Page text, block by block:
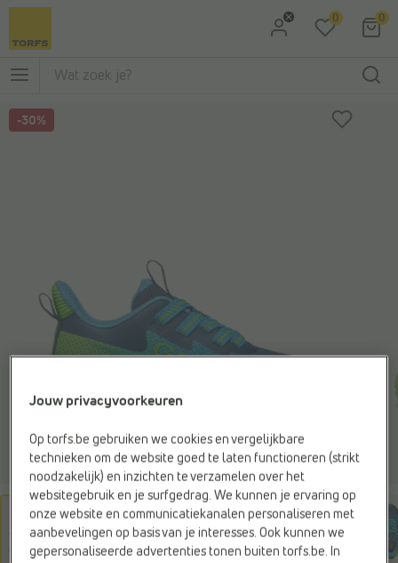
Ga naar Hoofdmenu
0 0
-30%
Jouw privacyvoorkeuren
Op torfs.be gebruiken we cookies en vergelijkbare
technieken om de website goed te laten functioneren (strikt
noodzakelijk) en inzichten te verzamelen over het
websitegebruik en je surfgedrag. We kunnen je ervaring op
onze website en communicatiekanalen personaliseren met
aanbevelingen op basis van je interesses. Ook kunnen we
gepersonaliseerde advertenties tonen buiten torfs.be. In